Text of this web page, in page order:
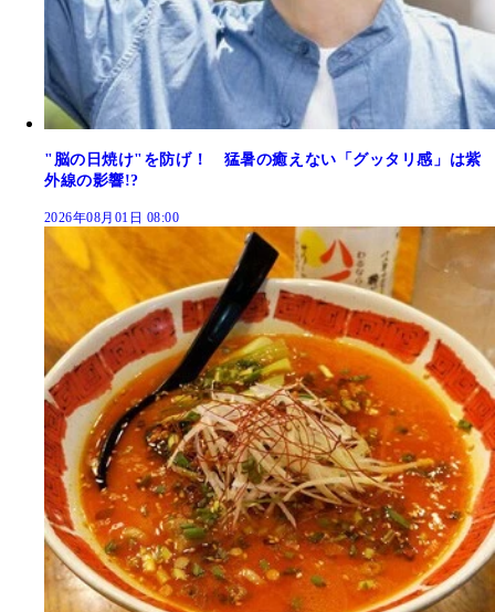
"脳の日焼け"を防げ！ 猛暑の癒えない「グッタリ感」は紫
外線の影響!?
2026年08月01日 08:00